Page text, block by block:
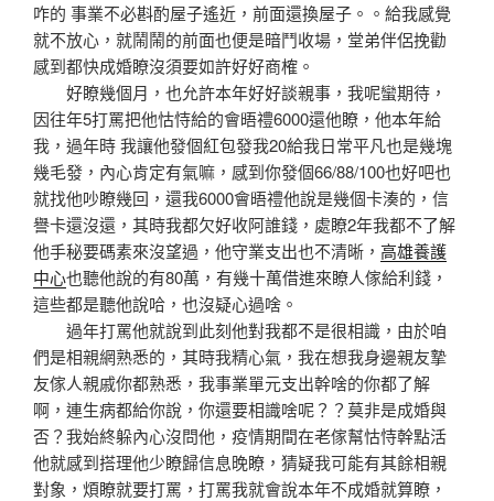
咋的 事業不必斟酌屋子遙近，前面還換屋子。。給我感覺
就不放心，就鬧鬧的前面也便是暗鬥收場，堂弟伴侶挽勸
感到都快成婚瞭沒須要如許好好商榷。
好瞭幾個月，也允許本年好好談親事，我呢蠻期待，
因往年5打罵把他怙恃給的會晤禮6000還他瞭，他本年給
我，過年時 我讓他發個紅包發我20給我日常平凡也是幾塊
幾毛發，內心肯定有氣嘛，感到你發個66/88/100也好吧也
就找他吵瞭幾回，還我6000會晤禮他說是幾個卡湊的，信
譽卡還沒還，其時我都欠好收阿誰錢，處瞭2年我都不了解
他手秘要碼素來沒望過，他守業支出也不清晰， 高雄養護
中心也聽他說的有80萬，有幾十萬借進來瞭人傢給利錢，
這些都是聽他說哈，也沒疑心過啥。
過年打罵他就說到此刻他對我都不是很相識，由於咱
們是相親網熟悉的，其時我精心氣，我在想我身邊親友摯
友傢人親戚你都熟悉，我事業單元支出幹啥的你都了解
啊，連生病都給你說，你還要相識啥呢？？莫非是成婚與
否？我始終躲內心沒問他，疫情期間在老傢幫怙恃幹點活
他就感到搭理他少瞭歸信息晚瞭，猜疑我可能有其餘相親
對象，煩瞭就要打罵，打罵我就會說本年不成婚就算瞭，